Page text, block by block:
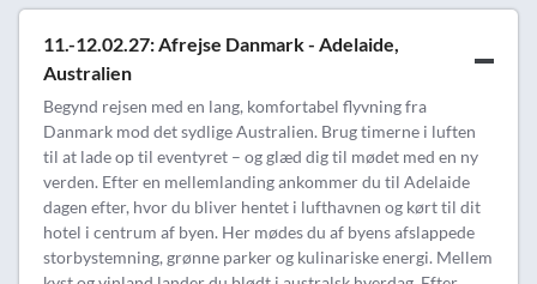
11.-12.02.27: Afrejse Danmark - Adelaide,
Australien
Begynd rejsen med en lang, komfortabel flyvning fra
Danmark mod det sydlige Australien. Brug timerne i luften
til at lade op til eventyret – og glæd dig til mødet med en ny
verden. Efter en mellemlanding ankommer du til Adelaide
dagen efter, hvor du bliver hentet i lufthavnen og kørt til dit
hotel i centrum af byen. Her mødes du af byens afslappede
storbystemning, grønne parker og kulinariske energi. Mellem